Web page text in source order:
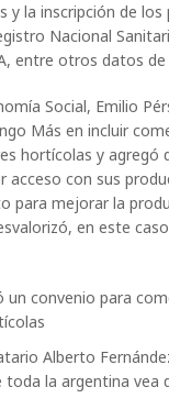
y la inscripción de
Nacional
entre otros datos
Social, Emilio
Más en incluir
hortícolas y agregó
acceso con sus
para mejorar la
en este
Alberto
la argentina vea